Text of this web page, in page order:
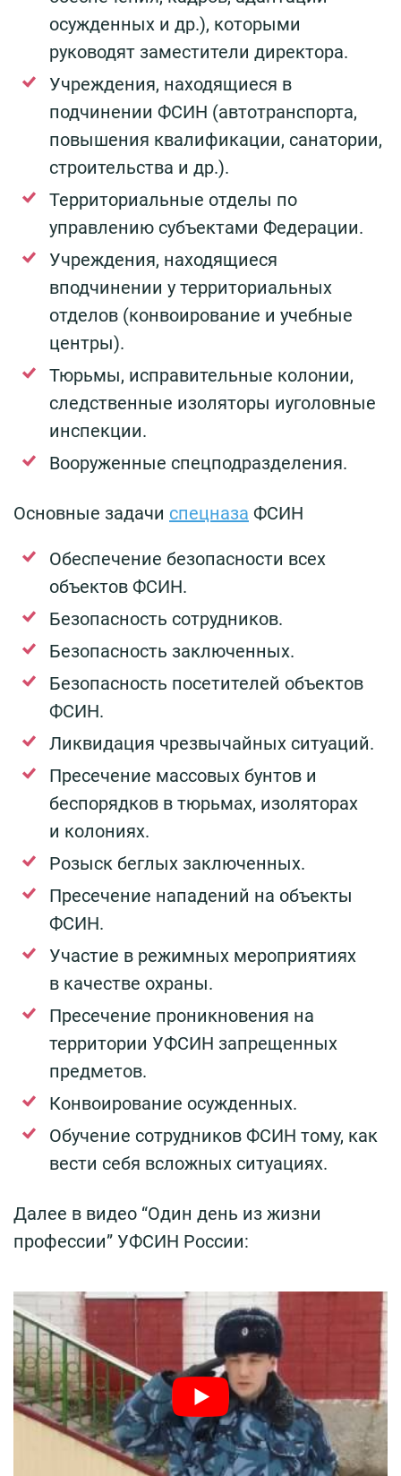
осужденных и др.), которыми
руководят заместители директора.
Учреждения, находящиеся в
подчинении ФСИН (автотранспорта,
повышения квалификации, санатории,
строительства и др.).
Территориальные отделы по
управлению субъектами Федерации.
Учреждения, находящиеся
вподчинении у территориальных
отделов (конвоирование и учебные
центры).
Тюрьмы, исправительные колонии,
следственные изоляторы иуголовные
инспекции.
Вооруженные спецподразделения.
Основные задачи спецназа ФСИН
Обеспечение безопасности всех
объектов ФСИН.
Безопасность сотрудников.
Безопасность заключенных.
Безопасность посетителей объектов
ФСИН.
Ликвидация чрезвычайных ситуаций.
Пресечение массовых бунтов и
беспорядков в тюрьмах, изоляторах
и колониях.
Розыск беглых заключенных.
Пресечение нападений на объекты
ФСИН.
Участие в режимных мероприятиях
в качестве охраны.
Пресечение проникновения на
территории УФСИН запрещенных
предметов.
Конвоирование осужденных.
Обучение сотрудников ФСИН тому, как
вести себя всложных ситуациях.
Далее в видео “Один день из жизни
профессии” УФСИН России: